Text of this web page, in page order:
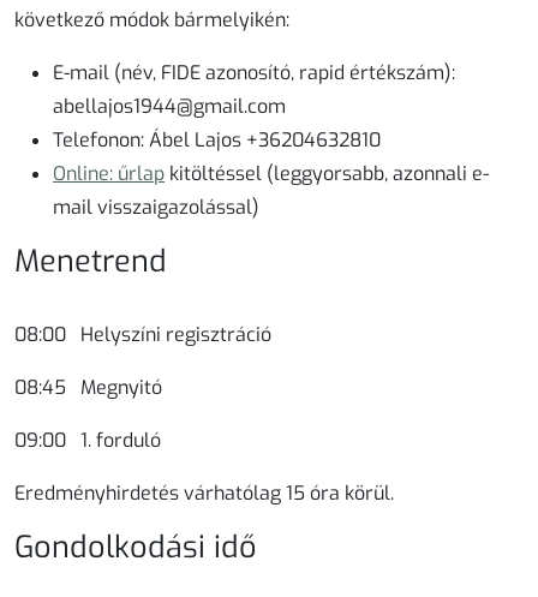
következő módok bármelyikén:
E-mail (név, FIDE azonosító, rapid értékszám):
abellajos1944@gmail.com
Telefonon: Ábel Lajos +36204632810
Online: űrlap kitöltéssel (leggyorsabb, azonnali e-
mail visszaigazolással)
Menetrend
08:00 Helyszíni regisztráció
08:45 Megnyitó
09:00 1. forduló
Eredményhirdetés várhatólag 15 óra körül.
Gondolkodási idő